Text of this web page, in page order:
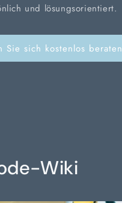
und lösungsorientiert.
Sie sich kostenlos beraten
Wiki